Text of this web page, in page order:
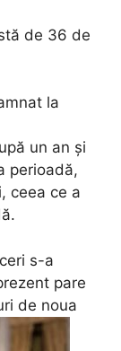
de 36 de
la
un an și
perioadă,
ceea ce a
s-a
pare
de noua